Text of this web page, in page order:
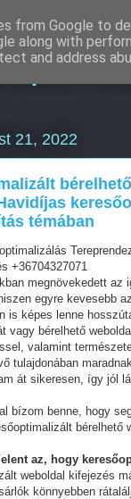
21, 2022
témában
+36704327071
megnövekedett az
egyre kevesebb
is képes lenne
vagy bérelhető
valamint
tulajdonában
át sikeresen, így jól
bízom benne, hogy
az, hogy
weboldal kifejezés
könnyebben
from Google to
along with
and address